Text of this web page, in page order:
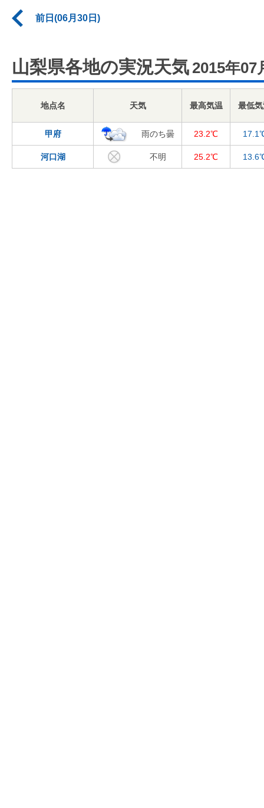
前日(06月30日)
山梨県各地の実況天気 2015年07
地点名 天気 最高気温 最低
甲府 雨のち曇 23.2℃
河口湖 不明 25.2℃